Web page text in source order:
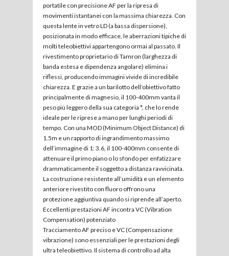
portatile con precisione AF per la ripresa di
movimenti istantanei con la massima chiarezza. Con
questa lente in vetro LD (a bassa dispersione),
posizionata in modo efficace, le aberrazioni tipiche di
molti teleobiettivi appartengono ormai al passato. Il
rivestimento proprietario di Tamron (larghezza di
banda estesa e dipendenza angolare) elimina i
riflessi, producendo immagini vivide di incredibile
chiarezza. E grazie a un barilotto dell’obiettivo fatto
principalmente di magnesio, il 100-400mm vanta il
peso più leggero della sua categoria *, che lo rende
ideale per le riprese a mano per lunghi periodi di
tempo. Con una MOD (Minimum Object Distance) di
1.5m e un rapporto di ingrandimento massimo
dell’immagine di 1: 3.6, il 100-400mm consente di
attenuare il primo piano o lo sfondo per enfatizzare
drammaticamente il soggetto a distanza ravvicinata.
La costruzione resistente all’umidità e un elemento
anteriore rivestito con fluoro offrono una
protezione aggiuntiva quando si riprende all’aperto.
Eccellenti prestazioni AF incontra VC (Vibration
Compensation) potenziato
Tracciamento AF preciso e VC (Compensazione
vibrazione) sono essenziali per le prestazioni degli
ultra teleobiettivo. Il sistema di controllo ad alta